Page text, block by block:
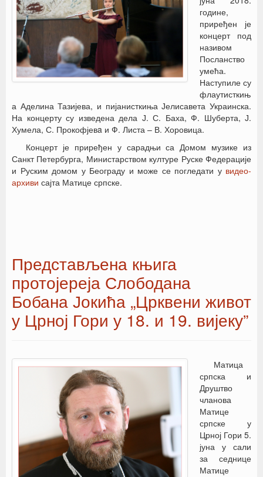
године,
приређен је
концерт под
називом
Посланство
умећа.
Наступиле су
флаутисткињ
а Аделина Тазијева, и пијанисткиња Јелисавета Украинска.
На концерту су изведена дела Ј. С. Баха, Ф. Шуберта, Ј.
Хумела, С. Прокофјевa и Ф. Листа – В. Хоровица.
Концерт је приређен у сарадњи са Домом музике из
Санкт Петербурга, Министарством културе Руске Федерације
и Руским домом у Београду и може се погледати у видео-
архиви сајта Матице српске.
Представљена књига
протојереја Слободана
Бобана Јокића „Црквени живот
у Црној Гори у 18. и 19. вијеку”
Матица
српска и
Друштво
чланова
Матице
српске у
Црној Гори 5.
јуна у сали
за седнице
Матице